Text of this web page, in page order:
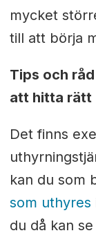
mycket
till att börja
Tips och
att hitta rätt
Det finns
kan du som
som uthyres
du då kan